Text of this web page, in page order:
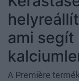
ami segít
A Première